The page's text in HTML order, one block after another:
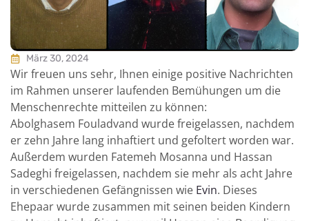
März 30, 2024
Wir freuen uns sehr, Ihnen einige positive Nachrichten
im Rahmen unserer laufenden Bemühungen um die
Menschenrechte mitteilen zu können:
Abolghasem Fouladvand wurde freigelassen, nachdem
er zehn Jahre lang inhaftiert und gefoltert worden war.
Außerdem wurden Fatemeh Mosanna und Hassan
Sadeghi freigelassen, nachdem sie mehr als acht Jahre
in verschiedenen Gefängnissen wie Evin. Dieses
Ehepaar wurde zusammen mit seinen beiden Kindern